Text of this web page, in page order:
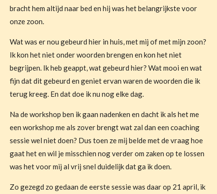
bracht hem altijd naar bed en hij was het belangrijkste voor
onze zoon.
Wat was er nou gebeurd hier in huis, met mij of met mijn zoon?
Ik kon het niet onder woorden brengen en kon het niet
begrijpen. Ik heb geappt, wat gebeurd hier? Wat mooi en wat
fijn dat dit gebeurd en geniet ervan waren de woorden die ik
terug kreeg. En dat doe ik nu nog elke dag.
Na de workshop ben ik gaan nadenken en dacht ik als het me
een workshop me als zover brengt wat zal dan een coaching
sessie wel niet doen? Dus toen ze mij belde met de vraag hoe
gaat het en wil je misschien nog verder om zaken op te lossen
was het voor mij al vrij snel duidelijk dat ga ik doen.
Zo gezegd zo gedaan de eerste sessie was daar op 21 april, ik